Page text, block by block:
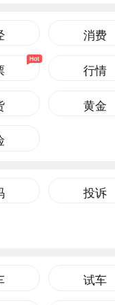
消费
行情
黄金
投诉
试车